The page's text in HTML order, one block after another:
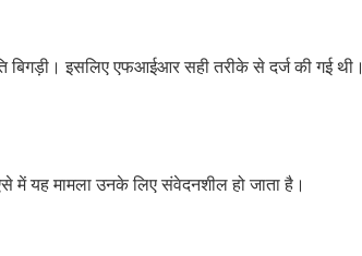
बिगड़ी। इसलिए एफआईआर सही तरीके से दर्ज की गई थी।
में यह मामला उनके लिए संवेदनशील हो जाता है।